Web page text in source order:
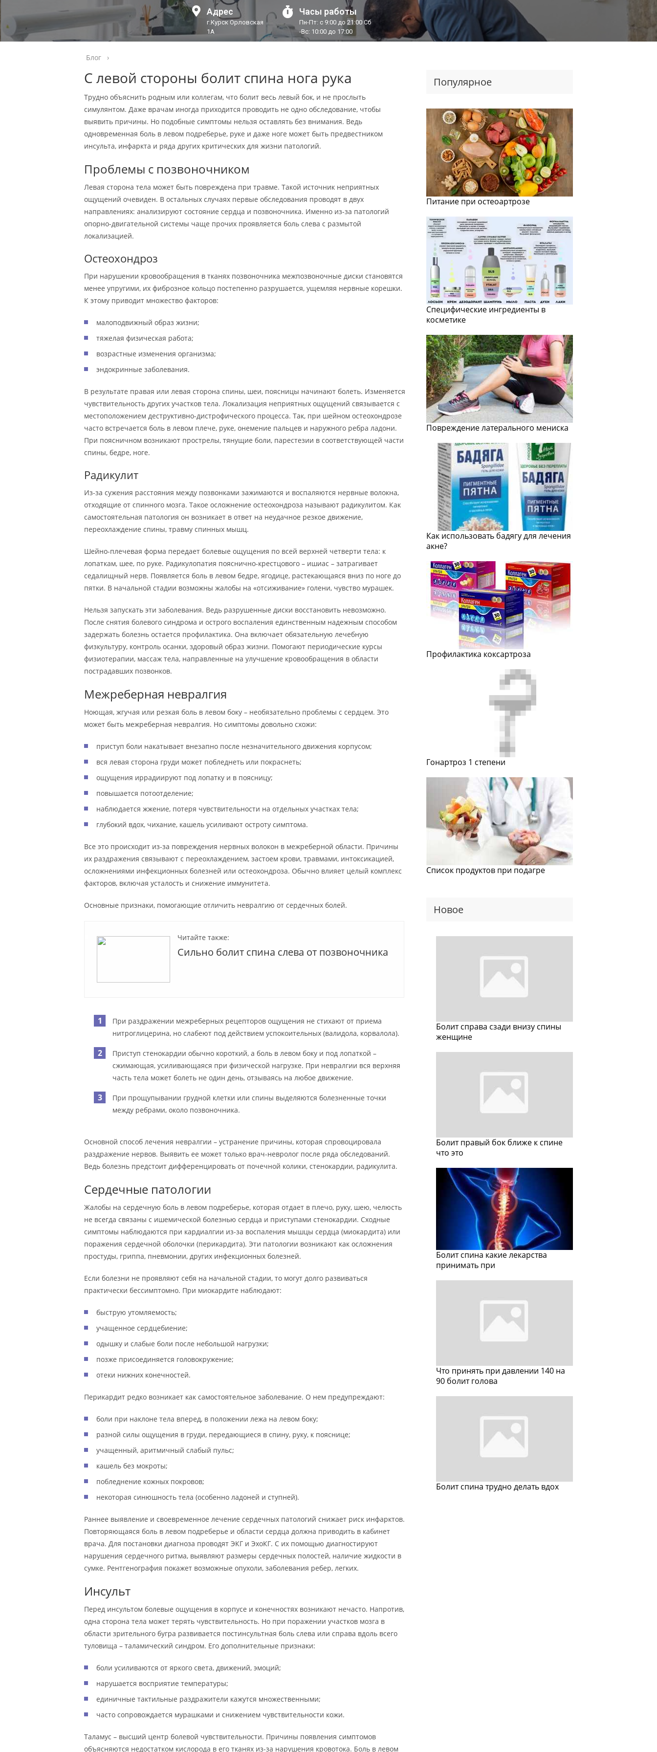
Адрес
г.Курск Орловская
1А
Часы работы
Пн-Пт: с 9:00 до 21:00 Сб
-Вс: 10:00 до 17:00
Блог ›
С левой стороны болит спина нога рука
Трудно объяснить родным или коллегам, что болит весь левый бок, и не прослыть
симулянтом. Даже врачам иногда приходится проводить не одно обследование, чтобы
выявить причины. Но подобные симптомы нельзя оставлять без внимания. Ведь
одновременная боль в левом подреберье, руке и даже ноге может быть предвестником
инсульта, инфаркта и ряда других критических для жизни патологий.
Проблемы с позвоночником
Левая сторона тела может быть повреждена при травме. Такой источник неприятных
ощущений очевиден. В остальных случаях первые обследования проводят в двух
направлениях: анализируют состояние сердца и позвоночника. Именно из-за патологий
опорно-двигательной системы чаще прочих проявляется боль слева с размытой
локализацией.
Остеохондроз
При нарушении кровообращения в тканях позвоночника межпозвоночные диски становятся
менее упругими, их фиброзное кольцо постепенно разрушается, ущемляя нервные корешки.
К этому приводит множество факторов:
малоподвижный образ жизни;
тяжелая физическая работа;
возрастные изменения организма;
эндокринные заболевания.
В результате правая или левая сторона спины, шеи, поясницы начинают болеть. Изменяется
чувствительность других участков тела. Локализация неприятных ощущений связывается с
местоположением деструктивно-дистрофического процесса. Так, при шейном остеохондрозе
часто встречается боль в левом плече, руке, онемение пальцев и наружного ребра ладони.
При поясничном возникают прострелы, тянущие боли, парестезии в соответствующей части
спины, бедре, ноге.
Радикулит
Из-за сужения расстояния между позвонками зажимаются и воспаляются нервные волокна,
отходящие от спинного мозга. Такое осложнение остеохондроза называют радикулитом. Как
самостоятельная патология он возникает в ответ на неудачное резкое движение,
переохлаждение спины, травму спинных мышц.
Шейно-плечевая форма передает болевые ощущения по всей верхней четверти тела: к
лопаткам, шее, по руке. Радикулопатия пояснично-крестцового – ишиас – затрагивает
седалищный нерв. Появляется боль в левом бедре, ягодице, растекающаяся вниз по ноге до
пятки. В начальной стадии возможны жалобы на «отсиживание» голени, чувство мурашек.
Нельзя запускать эти заболевания. Ведь разрушенные диски восстановить невозможно.
После снятия болевого синдрома и острого воспаления единственным надежным способом
задержать болезнь остается профилактика. Она включает обязательную лечебную
физкультуру, контроль осанки, здоровый образ жизни. Помогают периодические курсы
физиотерапии, массаж тела, направленные на улучшение кровообращения в области
пострадавших позвонков.
Межреберная невралгия
Ноющая, жгучая или резкая боль в левом боку – необязательно проблемы с сердцем. Это
может быть межреберная невралгия. Но симптомы довольно схожи:
приступ боли накатывает внезапно после незначительного движения корпусом;
вся левая сторона груди может побледнеть или покраснеть;
ощущения иррадиируют под лопатку и в поясницу;
повышается потоотделение;
наблюдается жжение, потеря чувствительности на отдельных участках тела;
глубокий вдох, чихание, кашель усиливают остроту симптома.
Все это происходит из-за повреждения нервных волокон в межреберной области. Причины
их раздражения связывают с переохлаждением, застоем крови, травмами, интоксикацией,
осложнениями инфекционных болезней или остеохондроза. Обычно влияет целый комплекс
факторов, включая усталость и снижение иммунитета.
Основные признаки, помогающие отличить невралгию от сердечных болей.
Читайте также:
Сильно болит спина слева от позвоночника
При раздражении межреберных рецепторов ощущения не стихают от приема
нитроглицерина, но слабеют под действием успокоительных (валидола, корвалола).
Приступ стенокардии обычно короткий, а боль в левом боку и под лопаткой –
сжимающая, усиливающаяся при физической нагрузке. При невралгии вся верхняя
часть тела может болеть не один день, отзываясь на любое движение.
При прощупывании грудной клетки или спины выделяются болезненные точки
между ребрами, около позвоночника.
Основной способ лечения невралгии – устранение причины, которая спровоцировала
раздражение нервов. Выявить ее может только врач-невролог после ряда обследований.
Ведь болезнь предстоит дифференцировать от почечной колики, стенокардии, радикулита.
Сердечные патологии
Жалобы на сердечную боль в левом подреберье, которая отдает в плечо, руку, шею, челюсть
не всегда связаны с ишемической болезнью сердца и приступами стенокардии. Сходные
симптомы наблюдаются при кардиалгии из-за воспаления мышцы сердца (миокардита) или
поражения сердечной оболочки (перикардита). Эти патологии возникают как осложнения
простуды, гриппа, пневмонии, других инфекционных болезней.
Если болезни не проявляют себя на начальной стадии, то могут долго развиваться
практически бессимптомно. При миокардите наблюдают:
быструю утомляемость;
учащенное сердцебиение;
одышку и слабые боли после небольшой нагрузки;
позже присоединяется головокружение;
отеки нижних конечностей.
Перикардит редко возникает как самостоятельное заболевание. О нем предупреждают:
боли при наклоне тела вперед, в положении лежа на левом боку;
разной силы ощущения в груди, передающиеся в спину, руку, к пояснице;
учащенный, аритмичный слабый пульс;
кашель без мокроты;
побледнение кожных покровов;
некоторая синюшность тела (особенно ладоней и ступней).
Раннее выявление и своевременное лечение сердечных патологий снижает риск инфарктов.
Повторяющаяся боль в левом подреберье и области сердца должна приводить в кабинет
врача. Для постановки диагноза проводят ЭКГ и ЭхоКГ. С их помощью диагностируют
нарушения сердечного ритма, выявляют размеры сердечных полостей, наличие жидкости в
сумке. Рентгенография покажет возможные опухоли, заболевания ребер, легких.
Инсульт
Перед инсультом болевые ощущения в корпусе и конечностях возникают нечасто. Напротив,
одна сторона тела может терять чувствительность. Но при поражении участков мозга в
области зрительного бугра развивается постинсультная боль слева или справа вдоль всего
туловища – таламический синдром. Его дополнительные признаки:
боли усиливаются от яркого света, движений, эмоций;
нарушается восприятие температуры;
единичные тактильные раздражители кажутся множественными;
часто сопровождается мурашками и снижением чувствительности кожи.
Таламус – высший центр болевой чувствительности. Причины появления симптомов
объясняются недостатком кислорода в его тканях из-за нарушения кровотока. Боль в левом
Популярное
Питание при остеоартрозе
Специфические ингредиенты в
косметике
Повреждение латерального мениска
Как использовать бадягу для лечения
акне?
Профилактика коксартроза
Гонартроз 1 степени
Список продуктов при подагре
Новое
Болит справа сзади внизу спины
женщине
Болит правый бок ближе к спине
что это
Болит спина какие лекарства
принимать при
Что принять при давлении 140 на
90 болит голова
Болит спина трудно делать вдох